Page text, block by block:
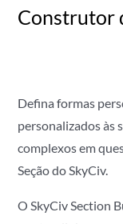
Construtor
Defina formas
personalizados às
complexos em
Seção do SkyCiv.
O SkyCiv Section